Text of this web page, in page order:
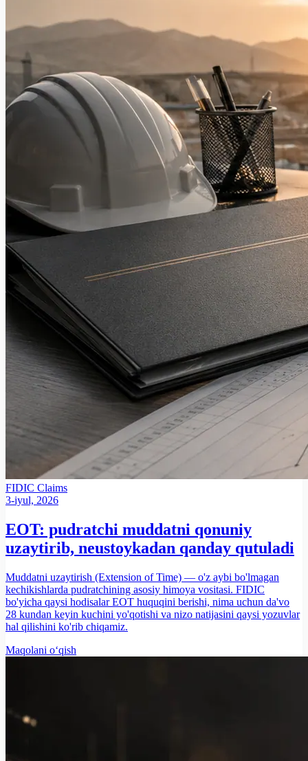
FIDIC Claims
3-iyul, 2026
EOT: pudratchi muddatni qonuniy
uzaytirib, neustoykadan qanday qutuladi
Muddatni uzaytirish (Extension of Time) — o'z aybi bo'lmagan
kechikishlarda pudratchining asosiy himoya vositasi. FIDIC
bo'yicha qaysi hodisalar EOT huquqini berishi, nima uchun da'vo
28 kundan keyin kuchini yo'qotishi va nizo natijasini qaysi yozuvlar
hal qilishini ko'rib chiqamiz.
Maqolani o‘qish